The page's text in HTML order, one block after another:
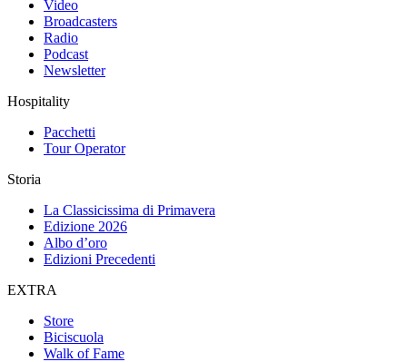
Video
Broadcasters
Radio
Podcast
Newsletter
Hospitality
Pacchetti
Tour Operator
Storia
La Classicissima di Primavera
Edizione 2026
Albo d’oro
Edizioni Precedenti
EXTRA
Store
Biciscuola
Walk of Fame